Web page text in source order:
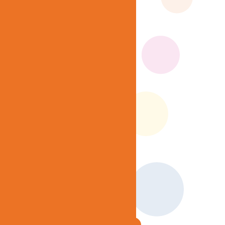
wordt al jaren toegepast binnen
zich waardoor deze
spieren wat vermoeid